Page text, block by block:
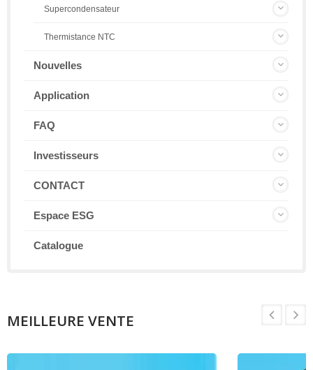
Supercondensateur
Thermistance NTC
Nouvelles
Application
FAQ
Investisseurs
CONTACT
Espace ESG
Catalogue
MEILLEURE VENTE